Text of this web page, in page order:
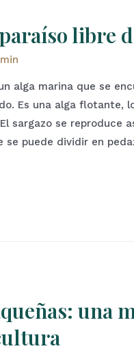
libre
alga marina que se
Es una alga flotante,
sargazo se reproduce
puede dividir en
una